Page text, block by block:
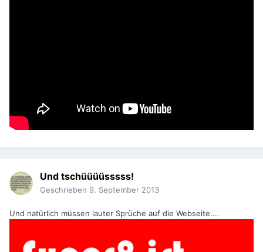
Und tschüüüüsssss!
Geschrieben 9. September 2013
Und natürlich müssen lauter Sprüche auf die Webseite....